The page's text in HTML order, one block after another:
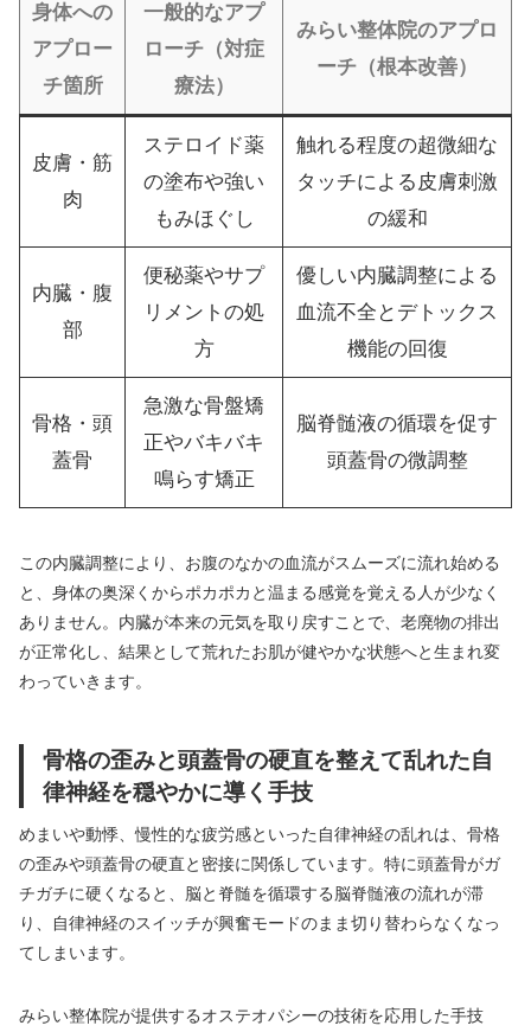
身体への
アプロー
チ箇所
一般的なアプ
ローチ（対症
療法）
みらい整体院のアプロ
ーチ（根本改善）
皮膚・筋
肉
ステロイド薬
の塗布や強い
もみほぐし
触れる程度の超微細な
タッチによる皮膚刺激
の緩和
内臓・腹
部
便秘薬やサプ
リメントの処
方
優しい内臓調整による
血流不全とデトックス
機能の回復
骨格・頭
蓋骨
急激な骨盤矯
正やバキバキ
鳴らす矯正
脳脊髄液の循環を促す
頭蓋骨の微調整
この内臓調整により、お腹のなかの血流がスムーズに流れ始める
と、身体の奥深くからポカポカと温まる感覚を覚える人が少なく
ありません。内臓が本来の元気を取り戻すことで、老廃物の排出
が正常化し、結果として荒れたお肌が健やかな状態へと生まれ変
わっていきます。
骨格の歪みと頭蓋骨の硬直を整えて乱れた自
律神経を穏やかに導く手技
めまいや動悸、慢性的な疲労感といった自律神経の乱れは、骨格
の歪みや頭蓋骨の硬直と密接に関係しています。特に頭蓋骨がガ
チガチに硬くなると、脳と脊髄を循環する脳脊髄液の流れが滞
り、自律神経のスイッチが興奮モードのまま切り替わらなくなっ
てしまいます。
みらい整体院が提供するオステオパシーの技術を応用した手技